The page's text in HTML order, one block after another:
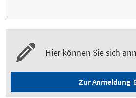
Hier können Sie sich
Zur Anmeldung